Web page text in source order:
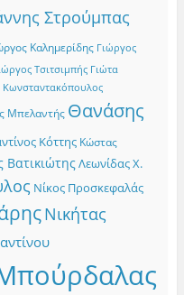
Στρούμπας
Καλημερίδης Γιώργος
Τσιτσιμπής Γιώτα
Κωνσταντακόπουλος
Μπελαντής Θανάσης
Κόττης Κώστας
ΒατικιώτηςΛεωνίδας Χ.
Νίκος Προσκεφαλάς
Νικήτας